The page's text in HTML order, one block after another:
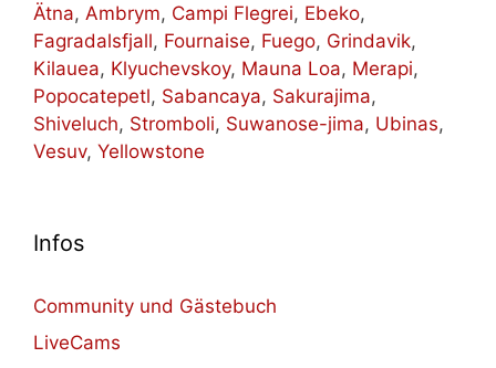
Ätna, Ambrym, Campi Flegrei, Ebeko,
Fagradalsfjall, Fournaise, Fuego, Grindavik,
Kilauea, Klyuchevskoy, Mauna Loa, Merapi,
Popocatepetl, Sabancaya, Sakurajima,
Shiveluch, Stromboli, Suwanose-jima, Ubinas,
Vesuv, Yellowstone
Infos
Community und Gästebuch
LiveCams